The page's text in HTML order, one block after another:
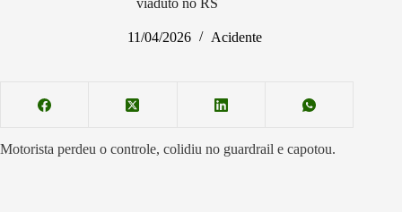
viaduto no RS
11/04/2026 Acidente
Motorista perdeu o controle, colidiu no guardrail e capotou.